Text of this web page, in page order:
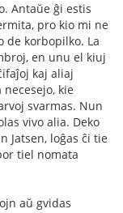
Antaŭe ĝi estis
pro kio mi ne
de korbopilko. La
en unu el kiuj
kaj aliaj
kie
svarmas. Nun
vivo alia. Deko
Jatsen, loĝas ĉi tie
tiel nomata
aŭ gvidas